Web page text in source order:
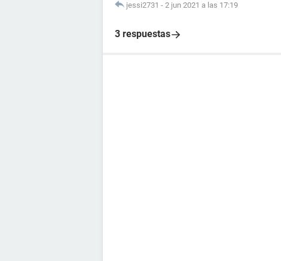
jessi2731 - 2 jun 2021 a las 17:19
3 respuestas